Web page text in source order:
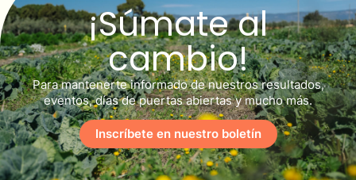
¡Súmate al
cambio!
Para mantenerte informado de nuestros resultados,
eventos, días de puertas abiertas y mucho más.
Inscríbete en nuestro boletín